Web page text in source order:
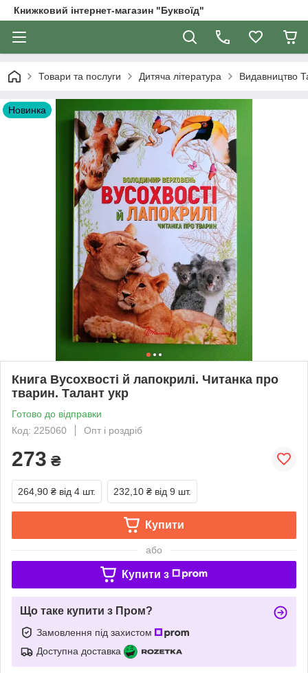
Книжковий інтернет-магазин "Буквоїд"
Товари та послуги Дитяча література Видавництво
Новинка
Книга Вусохвості й лапокрилі. Читанка про
тварин. Талант укр
Готово до відправки
Код: 225060
Опт і роздріб
273 ₴
264,90 ₴ від 4 шт. 232,10 ₴ від 9 шт.
Купити
або
Купити з
Що таке купити з Пром?
Замовлення під захистом
Доступна доставка